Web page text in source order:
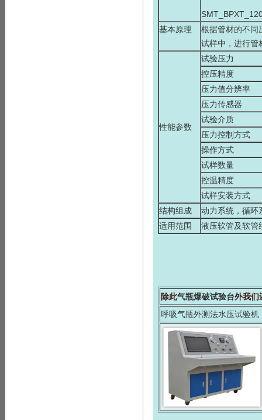
基本原理
根据管材的不同
试样中，进行管
性能参数
试验压力
控压精度
压力值分辨率
压力传感器
试验介质
压力控制方式
操作方式
试样数量
控温精度
试样安装方式
结构组成
动力系统，循环
适用范围
液压软管及软管
除此气瓶爆破试验台外我们
呼吸气瓶外测法水压试验机